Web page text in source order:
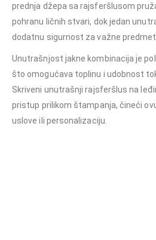
prednja džepa sa rajsferšlusom
pohranu ličnih stvari, dok jedan
dodatnu sigurnost za važne
Unutrašnjost jakne kombinacija je
što omogućava toplinu i udobnost
Skriveni unutrašnji rajsferšlus na
pristup prilikom štampanja, čineći
uslove ili personalizaciju.